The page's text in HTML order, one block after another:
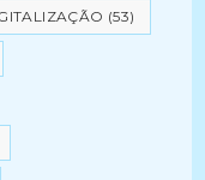
(53)